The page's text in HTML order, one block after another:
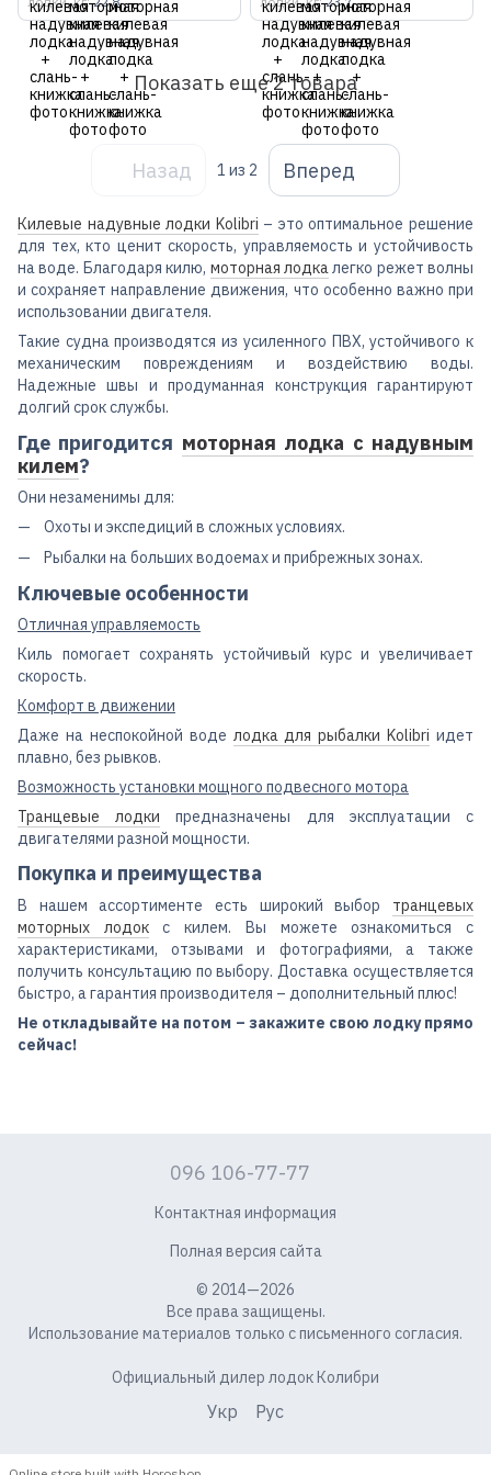
Показать еще 2 товара
Назад 1 из 2 Вперед
Килевые надувные лодки Kolibri – это оптимальное решение
для тех, кто ценит скорость, управляемость и устойчивость
на воде. Благодаря килю, моторная лодкалегко режет волны
и сохраняет направление движения, что особенно важно при
использовании двигателя.
Такие судна производятся из усиленного ПВХ, устойчивого к
механическим повреждениям и воздействию воды.
Надежные швы и продуманная конструкция гарантируют
долгий срок службы.
Где пригодится моторная лодка с надувным
килем?
Они незаменимы для:
Охоты и экспедиций в сложных условиях.
Рыбалки на больших водоемах и прибрежных зонах.
Ключевые особенности
Отличная управляемость
Киль помогает сохранять устойчивый курс и увеличивает
скорость.
Комфорт в движении
Даже на неспокойной воде лодка для рыбалки Kolibri идет
плавно, без рывков.
Возможность установки мощного подвесного мотора
Транцевые лодки предназначены для эксплуатации с
двигателями разной мощности.
Покупка и преимущества
В нашем ассортименте есть широкий выбор транцевых
моторных лодокс килем. Вы можете ознакомиться с
характеристиками, отзывами и фотографиями, а также
получить консультацию по выбору. Доставка осуществляется
быстро, а гарантия производителя – дополнительный плюс!
Не откладывайте на потом – закажите свою лодку прямо
сейчас!
096 106-77-77
Контактная информация
Полная версия сайта
© 2014—2026
Все права защищены.
Использование материалов только с письменного согласия.
Официальный дилер лодок Колибри
Укр Рус